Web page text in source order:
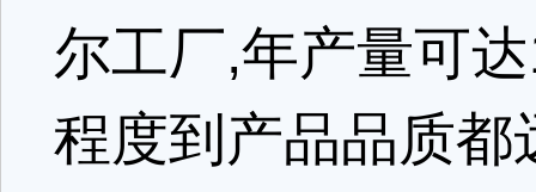
尔工厂,年产量可
程度到产品品质